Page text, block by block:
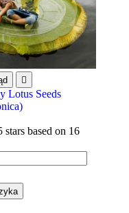

Lotus Seeds
based on 16